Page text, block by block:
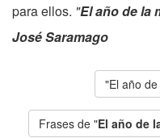
para ellos. "El año de la
José Saramago
"El año
Frases de "El año de